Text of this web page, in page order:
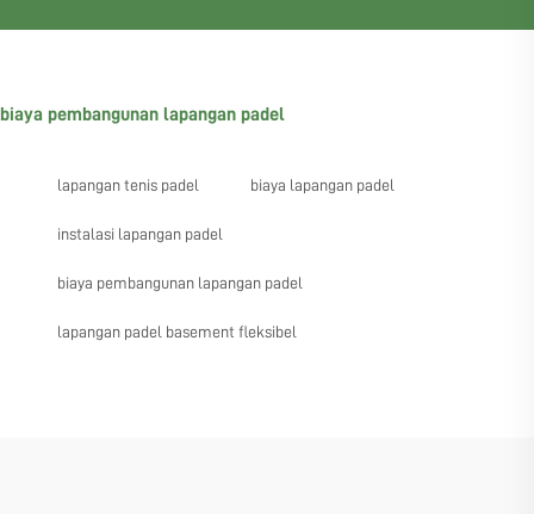
biaya pembangunan lapangan padel
lapangan tenis padel biaya lapangan padel
instalasi lapangan padel
biaya pembangunan lapangan padel
lapangan padel basement fleksibel